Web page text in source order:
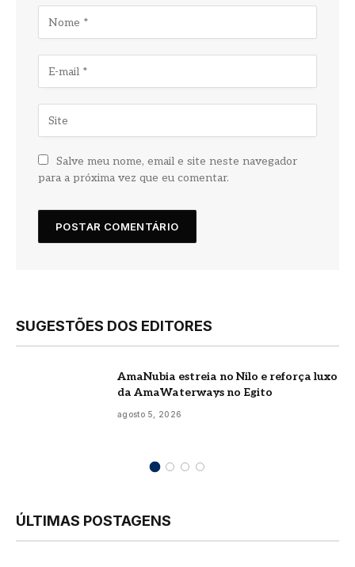
Salve meu nome, email e site neste navegador
para a próxima vez que eu comentar.
SUGESTÕES DOS EDITORES
AmaNubia estreia no Nilo e reforça luxo
da AmaWaterways no Egito
agosto 5, 2026
ÚLTIMAS POSTAGENS